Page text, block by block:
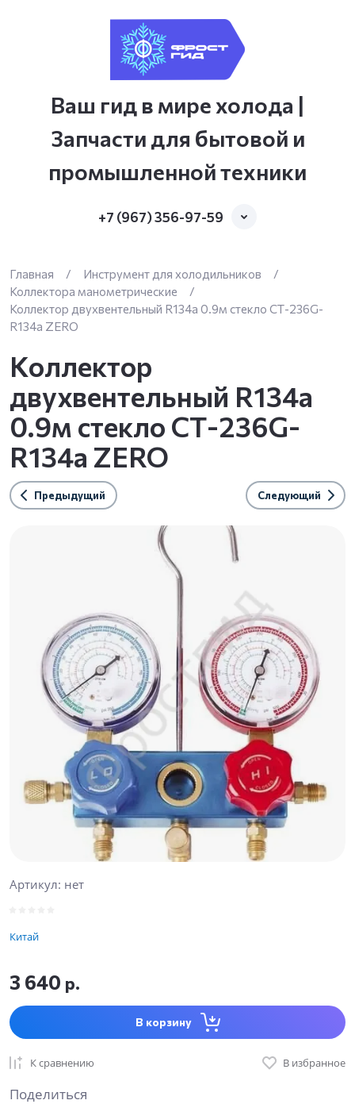
Ваш гид в мире холода |
Запчасти для бытовой и
промышленной техники
+7 (967) 356-97-59
Главная / Инструмент для холодильников
/
Коллектора манометрические
/
Коллектор двухвентельный R134a 0.9м стекло СТ-236G-
R134а ZERO
Коллектор
двухвентельный R134a
0.9м стекло СТ-236G-
R134а ZERO
Предыдущий Следующий
Артикул: нет
Китай
3 640 р.
В корзину
К сравнению В избранное
Поделиться